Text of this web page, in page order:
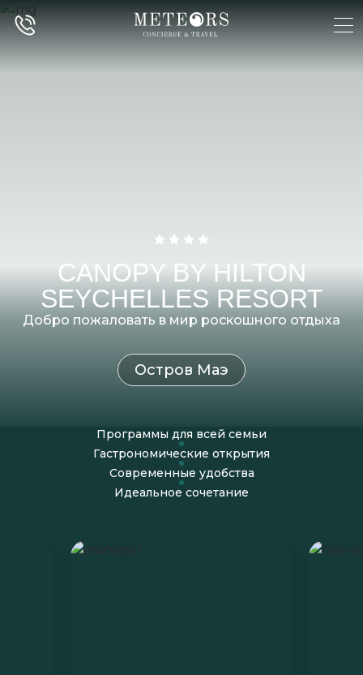
CANOPY BY HILTON
SEYCHELLES RESORT
Добро пожаловать в мир роскошного отдыха
Остров Маэ
Программы для всей семьи
Гастрономические открытия
Современные удобства
Идеальное сочетание